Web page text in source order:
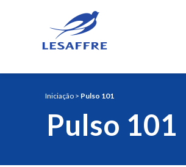
Pulso 101
Iniciação> Pulso 101